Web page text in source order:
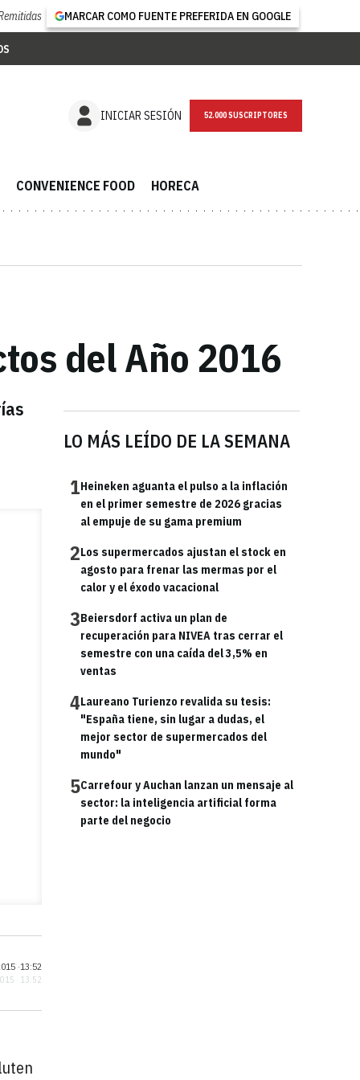
MARCAR COMO FUENTE PREFERIDA EN GOOGLE
INICIAR SESIÓN NEWSLETTER
CONVENIENCE FOOD HORECA
del Año 2016
LO MÁS LEÍDO DE LA SEMANA
1Heineken aguanta el pulso a la inflación
en el primer semestre de 2026 gracias
al empuje de su gama premium
2Los supermercados ajustan el stock en
agosto para frenar las mermas por el
calor y el éxodo vacacional
3Beiersdorf activa un plan de
recuperación para NIVEA tras cerrar el
semestre con una caída del 3,5% en
ventas
4Laureano Turienzo revalida su tesis:
"España tiene, sin lugar a dudas, el
mejor sector de supermercados del
mundo"
5Carrefour y Auchan lanzan un mensaje al
sector: la inteligencia artificial forma
parte del negocio
·13:52
· 13:52